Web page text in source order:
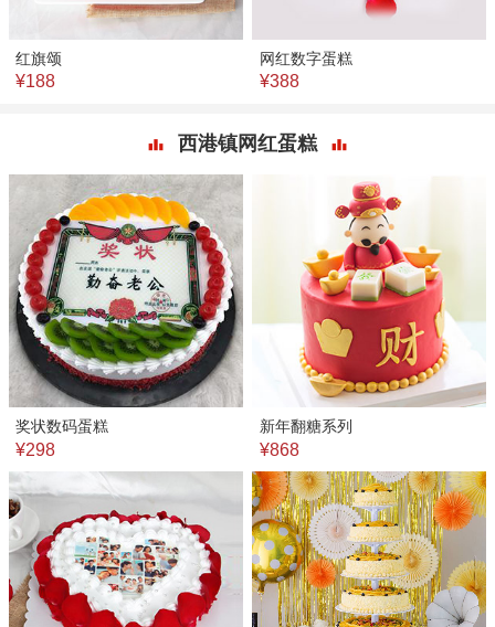
红旗颂
¥188
网红数字蛋糕
¥388
西港镇网红蛋糕
奖状数码蛋糕
¥298
新年翻糖系列
¥868